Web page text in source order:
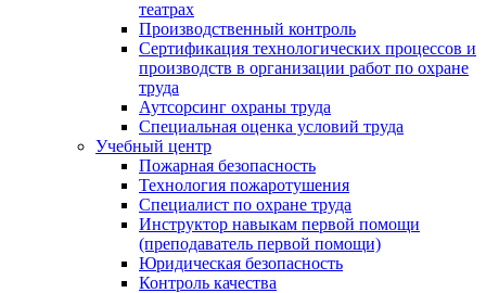
театрах
Производственный контроль
Сертификация технологических процессов и
производств в организации работ по охране
труда
Аутсорсинг охраны труда
Специальная оценка условий труда
Учебный центр
Пожарная безопасность
Технология пожаротушения
Специалист по охране труда
Инструктор навыкам первой помощи
(преподаватель первой помощи)
Юридическая безопасность
Контроль качества